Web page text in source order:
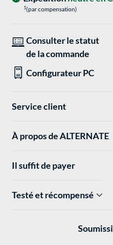
1(par compensation)
Consulter le statut
de la commande
Configurateur PC
Service client
À propos de ALTERNATE
Il suffit de payer
Testé et récompensé